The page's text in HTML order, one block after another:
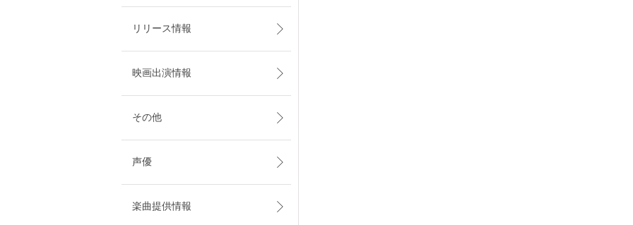
リリース情報
映画出演情報
その他
声優
楽曲提供情報